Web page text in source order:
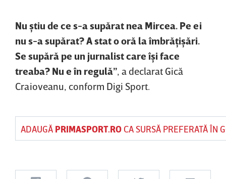
Nu ştiu de ce s-a supărat nea Mircea. Pe ei
nu s-a supărat? A stat o oră la îmbrăţişări.
Se supără pe un jurnalist care îşi face
treaba? Nu e în regulă” , a declarat Gică
Craioveanu, conform Digi Sport.
ADAUGĂ PRIMASPORT.ROCA SURSĂ PREFERATĂ ÎN